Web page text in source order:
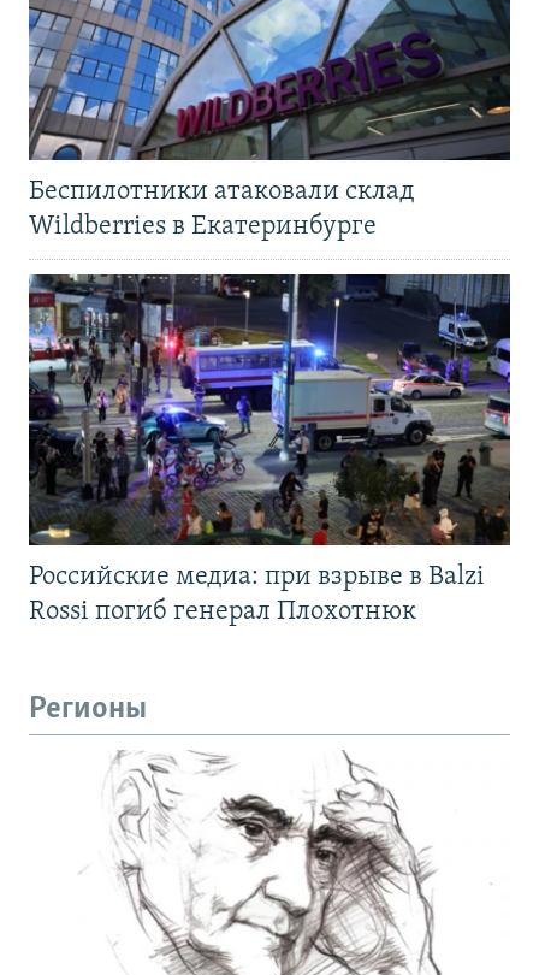
Беспилотники атаковали склад
Wildberries в Екатеринбурге
Российские медиа: при взрыве в Balzi
Rossi погиб генерал Плохотнюк
Регионы